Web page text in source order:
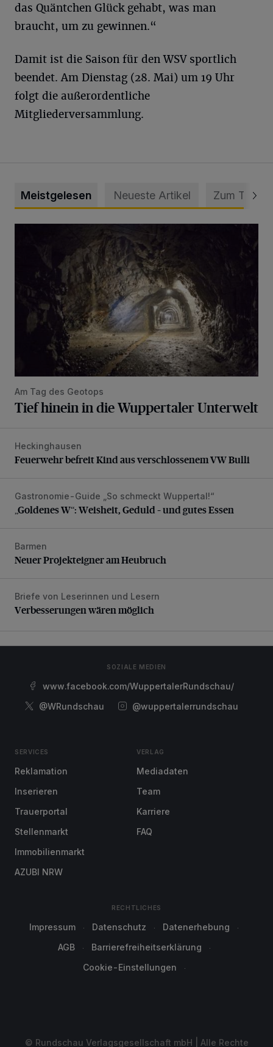
das Quäntchen Glück gehabt, was man
braucht, um zu gewinnen.“
Damit ist die Saison für den WSV sportlich
beendet. Am Dienstag (28. Mai) um 19 Uhr
folgt die außerordentliche
Mitgliederversammlung.
Meistgelesen Neueste Artikel Zum Thema
Am Tag des Geotops
Tief hinein in die Wuppertaler Unterwelt
Feuerwehr befreit Kind aus verschlossenem VW Bulli
Heckinghausen
Feuerwehr befreit Kind aus verschlossenem VW Bulli
„Goldenes W“: Weisheit, Geduld – und gutes Essen
Gastronomie-Guide „So schmeckt Wuppertal!“
„Goldenes W“: Weisheit, Geduld – und gutes Essen
Neuer Projekteigner am Heubruch
Barmen
Neuer Projekteigner am Heubruch
Verbesserungen wären möglich
Briefe von Leserinnen und Lesern
Verbesserungen wären möglich
SOZIALE MEDIEN
www.facebook.com/WuppertalerRundschau/
@WRundschau
@wuppertalerrundschau
SERVICES
Reklamation
Inserieren
Trauerportal
Stellenmarkt
Immobilienmarkt
AZUBI NRW
VERLAG
Mediadaten
Team
Karriere
FAQ
RECHTLICHES
Impressum Datenschutz
Datenerhebung
AGB
Barrierefreiheitserklärung
Cookie-Einstellungen
© Rundschau Verlagsgesellschaft mbH | Alle Rechte